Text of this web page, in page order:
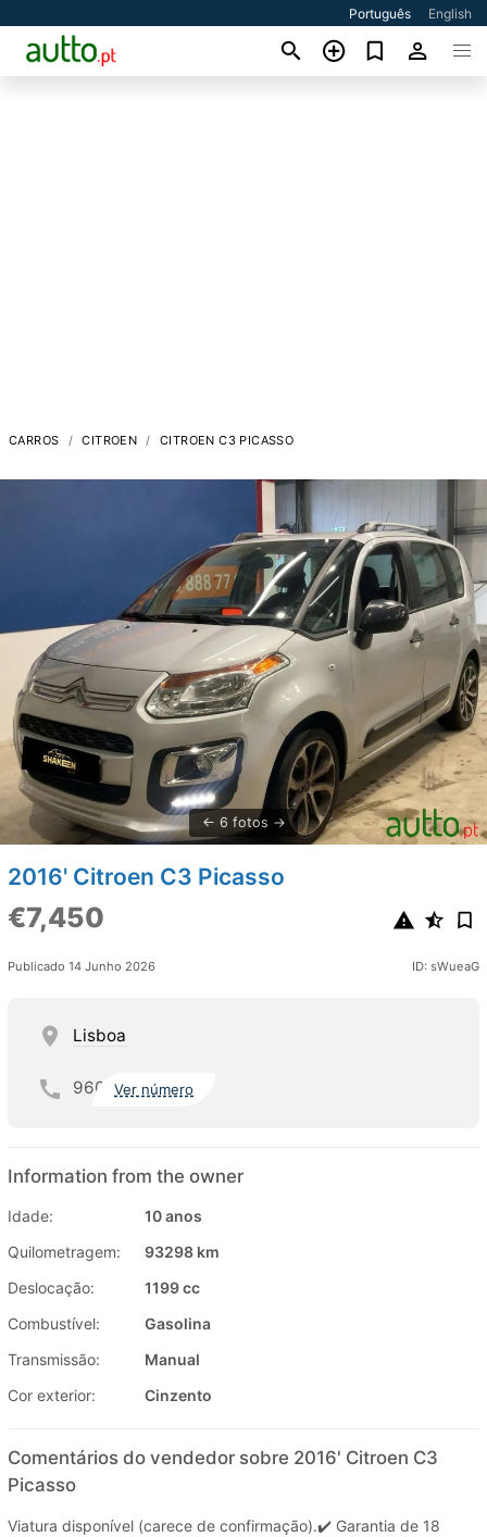
Português English
CARROS CITROEN CITROEN C3 PICASSO
6 fotos
2016' Citroen C3 Picasso
€7,450
Publicado 14 Junho 2026 ID: sWueaG
Lisboa
960 Ver número
Information from the owner
Idade:
10 anos
Quilometragem:
93298 km
Deslocação:
1199 cc
Combustível:
Gasolina
Transmissão:
Manual
Cor exterior:
Cinzento
Comentários do vendedor sobre 2016' Citroen C3
Picasso
Viatura disponível (carece de confirmação).✔️ Garantia de 18